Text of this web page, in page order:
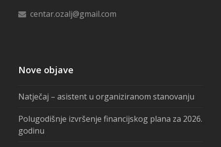
centar.ozalj@gmail.com
Nove objave
Natječaj – asistent u organiziranom stanovanju
Polugodišnje izvršenje financijskog plana za 2026.
godinu